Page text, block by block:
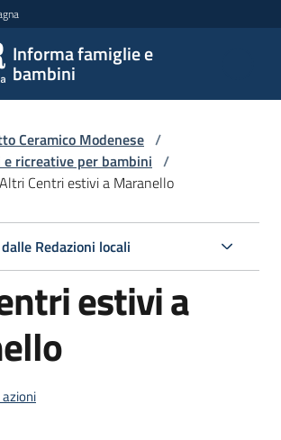
Informa famiglie e
bambini
Ceramico Modenese /
ricreative per bambini /
Altri Centri estivi a Maranello
Redazioni locali
estivi a